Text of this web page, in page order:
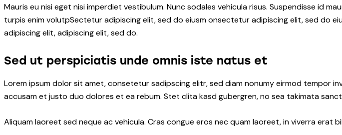
Mauris eu nisi eget nisi imperdiet vestibulum. Nunc sodales vehicula risus. Suspendisse id
turpis enim volutpSectetur adipiscing elit, sed do eiusm onsectetur adipiscing elit, sed do
adipiscing elit, adipiscing elit, sed do.
Sed ut perspiciatis unde omnis iste natus et
Lorem ipsum dolor sit amet, consetetur sadipscing elitr, sed diam nonumy eirmod tempor
accusam et justo duo dolores et ea rebum. Stet clita kasd gubergren, no sea takimata
Aliquam laoreet sed neque ac vehicula. Cras congue eros nec quam laoreet, in viverra